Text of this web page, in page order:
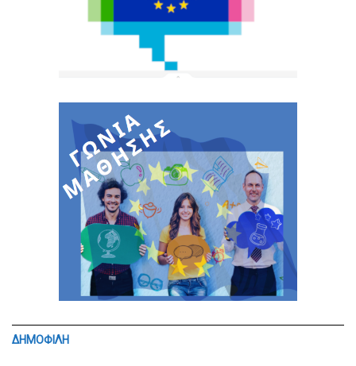
ΔΗΜΟΦΙΛΗ